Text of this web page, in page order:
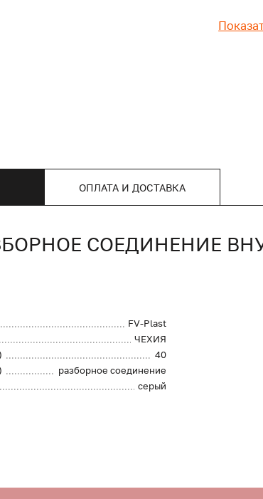
ОПЛАТА И ДОСТАВКА
СОЕДИНЕНИЕ
FV-Plast
ЧЕХИЯ
40
разборное соединение
серый